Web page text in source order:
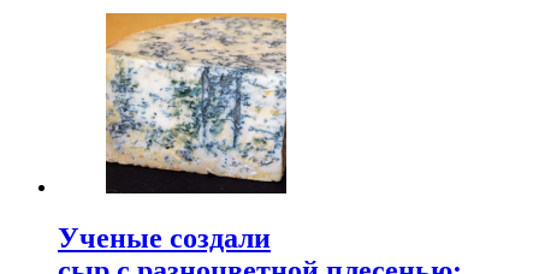
Ученые создали